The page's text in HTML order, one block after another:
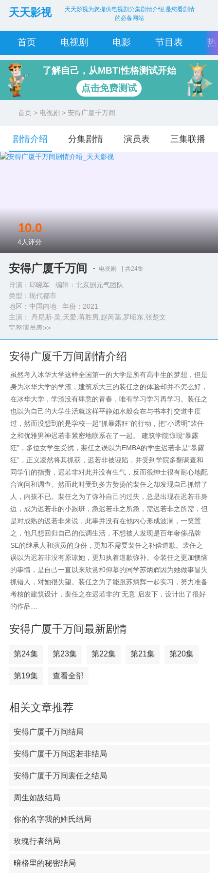
天天影视
天天影视为您提供电视剧分集剧情介绍,是您看剧情
的必备网站
首页 电视剧 电影 节目表
了解自己，从MBTI性格测试开始
点击免费测试
首页 > 电视剧 > 安得广厦千万间
剧情介绍 分集剧情 演员表 三集联播
安得广厦千万间 电视剧 共24集
导演：邱晓军 编辑：北京剧元气团队
类型： 现代都市
地区：中国内地 年份： 2021
主演： 丹尼斯·吴,天爱,蒋胜男,赵芮菡,罗昭东,张楚文
完整演员表>>
10.0
4人评分
安得广厦千万间剧情介绍
虽然考入冰华大学这样全国第一的大学是所有高中生的梦想，但是
身为冰华大学的学渣，建筑系大三的装任之的体验却并不怎么好，
在冰华大学，学渣没有肆意的青春，唯有学习学习再学习。装任之
也以为自己的大学生活就这样平静如水般会在与书本打交道中度
过，然而没想到的是学校一起“抓暴露狂”的行动，把“小透明”裴任
之和优雅男神迟若非紧密地联系在了一起。 建筑学院惊现“暴露
狂”，多位女学生受扰，裴任之误以为EMBA的学生迟若非是“暴露
狂”，正义凌然将其抓获，迟若非被诬陷，并受到学院多翻调查和
同学们的指责，迟若非对此并没有生气，反而很绅士很有耐心地配
合询问和调查。然而此时受到多方赞扬的裴任之却发现自己抓错了
人，内孩不已。裴任之为了弥补自己的过失，总是出现在迟若非身
边，成为迟若非的小跟班，急迟若非之所急，需迟若非之所需，但
是对成熟的迟若非来说，此事并没有在他内心形成波澜，一笑置
之，他只想回归自己的低调生活，不想被人发现是百年奢侈品牌
SE的继承人和演员的身份，更加不需要裴任之补偿道歉。裴任之
误以为迟若非没有原谅她，更加执着道歉弥补。令装任之更加懊恼
的事情，是自己一直以来欣赏和仰慕的同学苏炳辉因为她做事冒失
抓错人，对她很失望。装任之为了能跟苏炳辉一起实习，努力准备
考核的建筑设计，裴任之在迟若非的“无意”启发下，设计出了很好
的作品…
安得广厦千万间最新剧情
第24集 第23集 第22集 第21集 第20集
第19集 查看全部
相关文章推荐
安得广厦千万间结局
安得广厦千万间迟若非结局
安得广厦千万间裴任之结局
周生如故结局
你的名字我的姓氏结局
玫瑰行者结局
暗格里的秘密结局